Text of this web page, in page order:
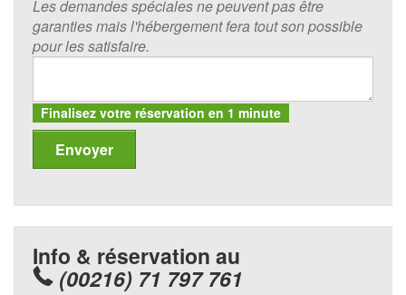
Les demandes spéciales ne peuvent pas être
garanties mais l'hébergement fera tout son possible
pour les satisfaire.
Finalisez votre réservation en 1 minute
Info & réservation au
(00216) 71 797 761